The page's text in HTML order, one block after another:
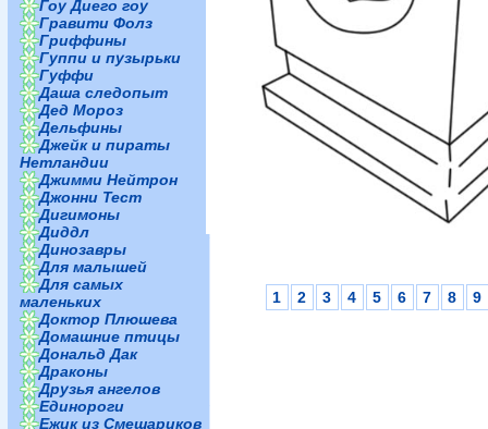
Гоу Диего гоу
Гравити Фолз
Гриффины
Гуппи и пузырьки
Гуффи
Даша следопыт
Дед Мороз
Дельфины
Джейк и пираты
Нетландии
Джимми Нейтрон
Джонни Тест
Дигимоны
Диддл
Динозавры
Для малышей
Для самых
маленьких
Доктор Плюшева
Домашние птицы
Дональд Дак
Драконы
Друзья ангелов
Единороги
Ежик из Смешариков
1 2 3 4 5 6 7 8 9